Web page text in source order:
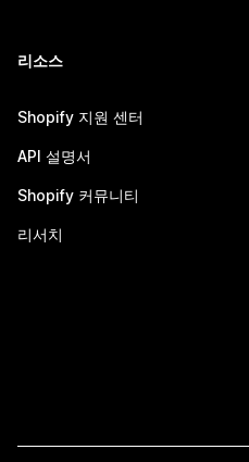
리소스
Shopify 지원 센터
API 설명서
Shopify 커뮤니티
리서치